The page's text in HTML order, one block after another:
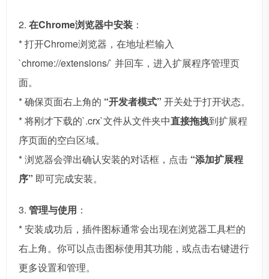
2. 在Chrome浏览器中安装 ：
* 打开Chrome浏览器，在地址栏输入
`chrome://extensions/` 并回车，进入扩展程序管理页
面。
* 确保页面右上角的 “开发者模式” 开关处于打开状态。
* 将刚才下载的`.crx`文件从文件夹中直接拖拽到扩展程
序页面的空白区域。
* 浏览器会弹出确认安装的对话框，点击 “添加扩展程
序” 即可完成安装。
3. 管理与使用 ：
* 安装成功后，插件图标通常会出现在浏览器工具栏的
右上角。你可以点击图标使用其功能，或点击右键进行
更多设置和管理。